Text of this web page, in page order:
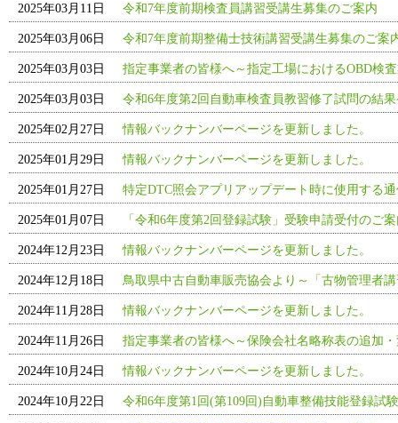
2025年03月11日 令和7年度前期検査員講習受講生募集のご案内
2025年03月06日 令和7年度前期整備士技術講習受講生募集のご案
2025年03月03日 指定事業者の皆様へ～指定工場におけるOBD検
2025年03月03日 令和6年度第2回自動車検査員教習修了試問の結
2025年02月27日 情報バックナンバーページを更新しました。
2025年01月29日 情報バックナンバーページを更新しました。
2025年01月27日 特定DTC照会アプリアップデート時に使用する
2025年01月07日 「令和6年度第2回登録試験」受験申請受付のご
2024年12月23日 情報バックナンバーページを更新しました。
2024年12月18日 鳥取県中古自動車販売協会より～「古物管理者
2024年11月28日 情報バックナンバーページを更新しました。
2024年11月26日 指定事業者の皆様へ～保険会社名略称表の追加
2024年10月24日 情報バックナンバーページを更新しました。
2024年10月22日 令和6年度第1回(第109回)自動車整備技能登録試